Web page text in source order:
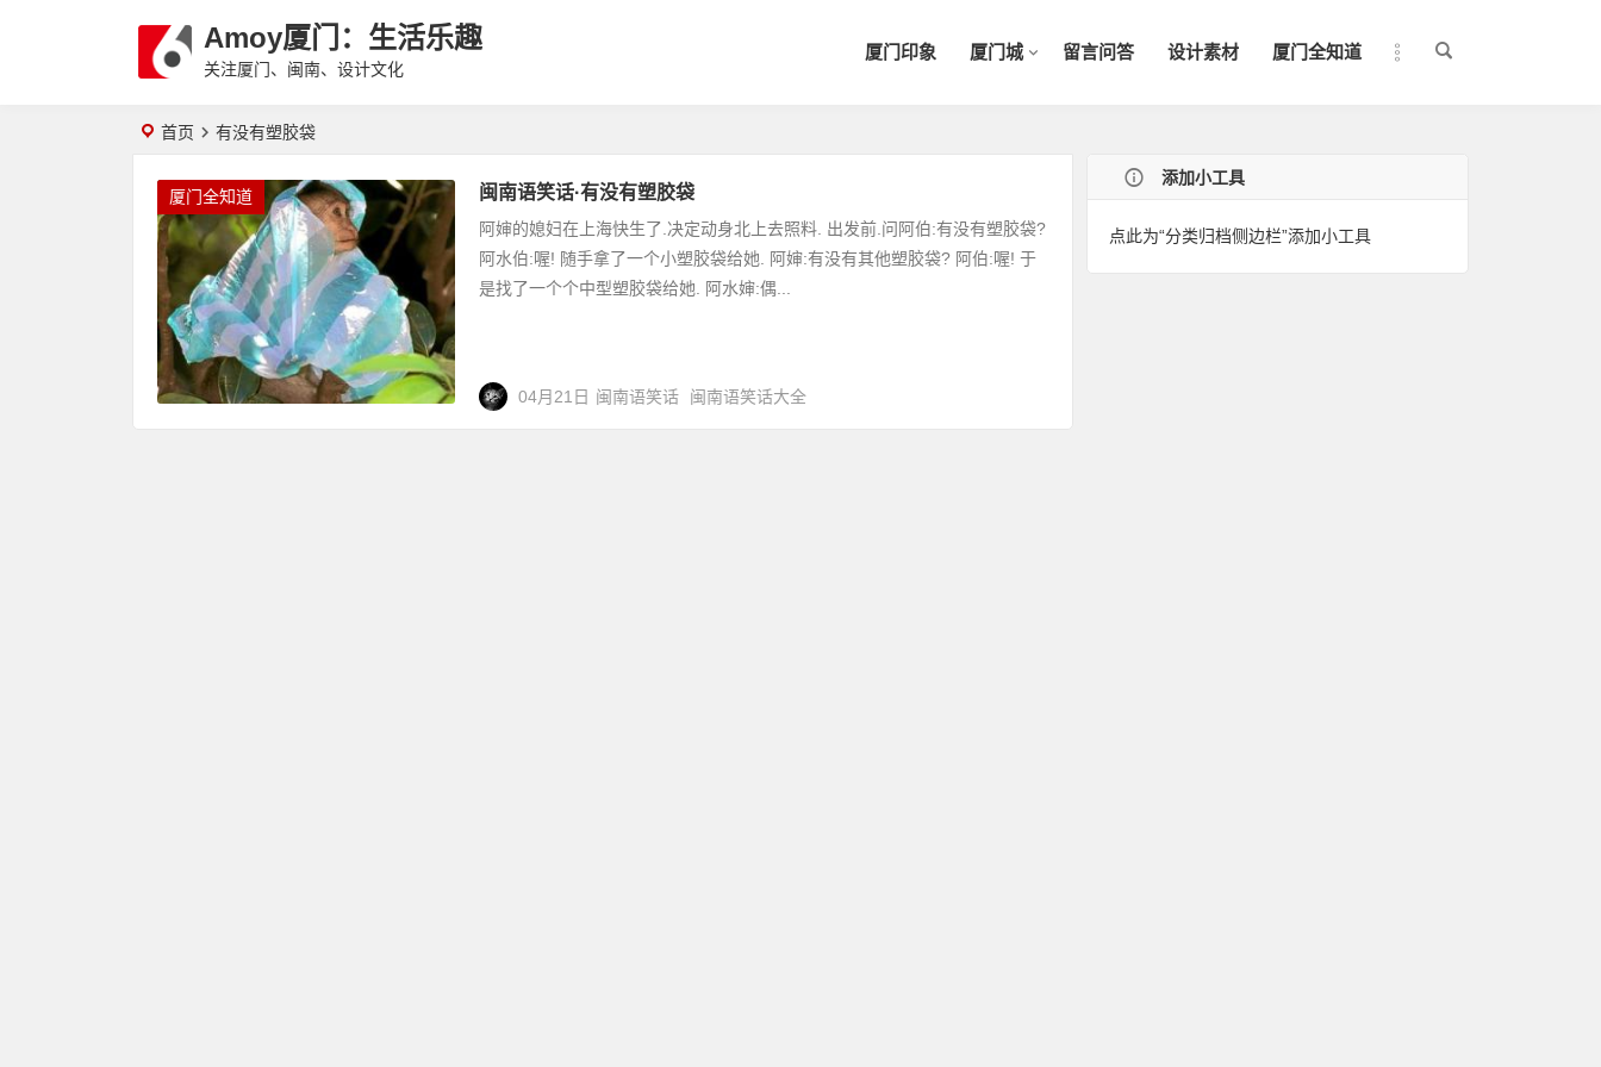
Amoy厦门：生活乐趣
关注厦门、闽南、设计文化
厦门印象 厦门城 留言问答 设计素材 厦门全知道
首页 有没有塑胶袋
厦门全知道 闽南语笑话·有没有塑胶袋
阿婶的媳妇在上海快生了.决定动身北上去照料. 出发前.问阿伯:有没有塑胶袋?
阿水伯:喔! 随手拿了一个小塑胶袋给她. 阿婶:有没有其他塑胶袋? 阿伯:喔! 于
是找了一个个中型塑胶袋给她. 阿水婶:偶...
04月21日 闽南语笑话 闽南语笑话大全
添加小工具
点此为“分类归档侧边栏”添加小工具